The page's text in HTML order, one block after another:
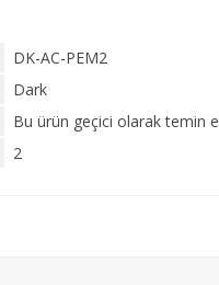
DK-AC-PEM2
Dark
Bu ürün geçici olarak temin
2